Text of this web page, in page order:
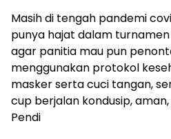
Masih di tengah pandemi
punya hajat dalam
agar panitia mau pun
menggunakan protokol
masker serta cuci tangan,
cup berjalan kondusip,
Pendi